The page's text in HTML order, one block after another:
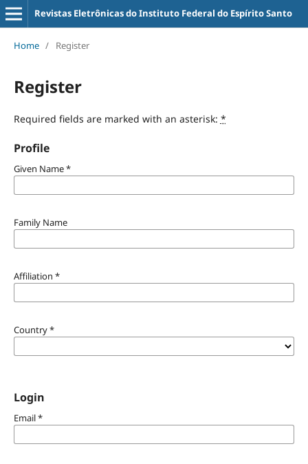
Revistas Eletrônicas do Instituto Federal do Espírito Santo
Home / Register
Register
Required fields are marked with an asterisk: *
Profile
Given Name*
Family Name
Affiliation *
Country*
Login
Email*